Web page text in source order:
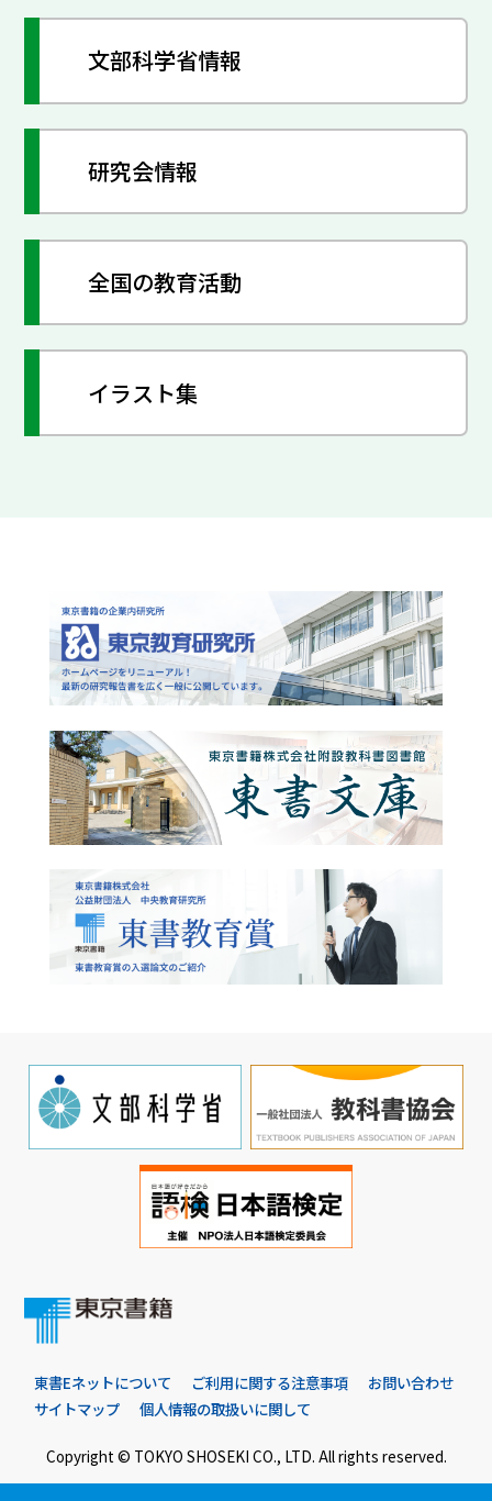
文部科学省情報
研究会情報
全国の教育活動
イラスト集
東書Eネットについて ご利用に関する注意事項
お問い合わせ
サイトマップ
個人情報の取扱いに関して
Copyright © TOKYO SHOSEKI CO., LTD. All rights reserved.